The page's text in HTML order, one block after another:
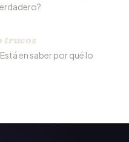
trucos
en saber por qué lo